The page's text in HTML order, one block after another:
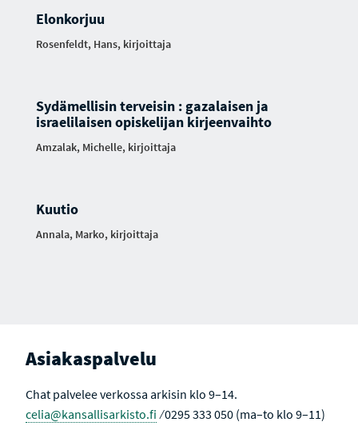
Elonkorjuu
Rosenfeldt, Hans, kirjoittaja
Sydämellisin terveisin : gazalaisen ja
israelilaisen opiskelijan kirjeenvaihto
Amzalak, Michelle, kirjoittaja
Kuutio
Annala, Marko, kirjoittaja
Asiakaspalvelu
Chat palvelee verkossa arkisin klo 9–14.
celia@kansallisarkisto.fi ⁄ 0295 333 050 (ma–to klo 9–11)